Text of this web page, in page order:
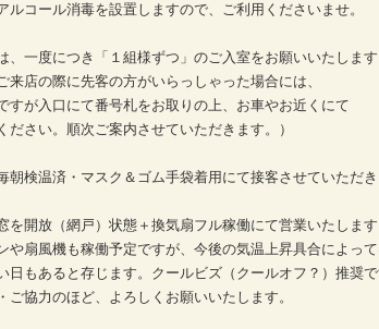
コール消毒を設置しますので、ご利用くださいませ。
一度につき「１組様ずつ」のご入室をお願いいたします
店の際に先客の方がいらっしゃった場合には、
が入口にて番号札をお取りの上、お車やお近くにて
さい。順次ご案内させていただきます。）
検温済・マスク＆ゴム手袋着用にて接客させていただき
開放（網戸）状態＋換気扇フル稼働にて営業いたします
扇風機も稼働予定ですが、今後の気温上昇具合によって
もあると存じます。クールビズ（クールオフ？）推奨で
協力のほど、よろしくお願いいたします。